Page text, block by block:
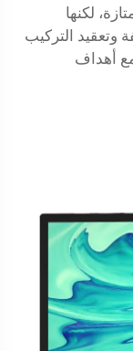
لكنها
وتعقيد التركيب
أهداف